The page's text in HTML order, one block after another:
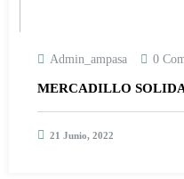
Admin_ampasa 0
MERCADILLO
21 Junio, 2022